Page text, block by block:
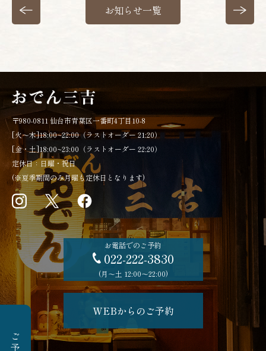
お知らせ一覧
〒980-0811 仙台市青葉区一番町4丁目10-8
[火～木]18:00~22:00（ラストオーダー 21:20）
[金・土]18:00~23:00（ラストオーダー 22:20）
定休日：日曜・祝日
(※夏季期間のみ月曜も定休日となります)
お電話でのご予約
022-222-3830
(月〜土 12:00〜22:00)
WEBからのご予約